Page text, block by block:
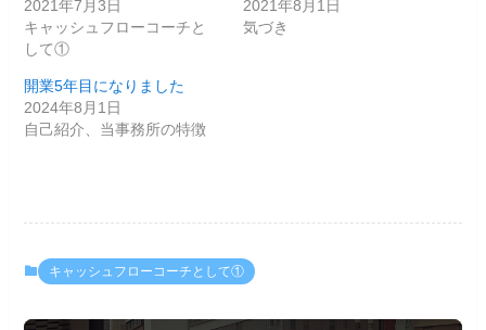
2021年7月3日
キャッシュフローコーチと
して①
2021年8月1日
気づき
開業5年目になりました
2024年8月1日
自己紹介、当事務所の特徴
キャッシュフローコーチとして①